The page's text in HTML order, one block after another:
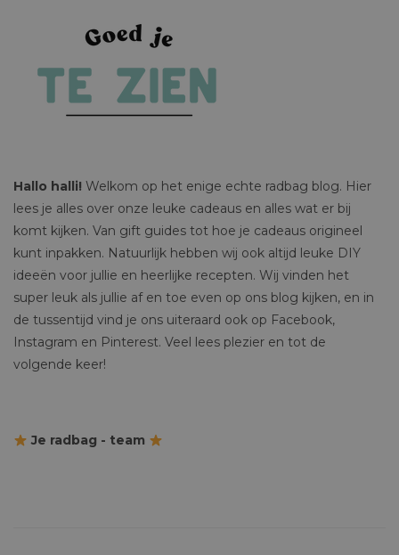
Hallo halli! Welkom op het enige echte radbag blog. Hier
lees je alles over onze leuke cadeaus en alles wat er bij
komt kijken. Van gift guides tot hoe je cadeaus origineel
kunt inpakken. Natuurlijk hebben wij ook altijd leuke DIY
ideeën voor jullie en heerlijke recepten. Wij vinden het
super leuk als jullie af en toe even op ons blog kijken, en in
de tussentijd vind je ons uiteraard ook op Facebook,
Instagram en Pinterest. Veel lees plezier en tot de
volgende keer!
Je radbag - team